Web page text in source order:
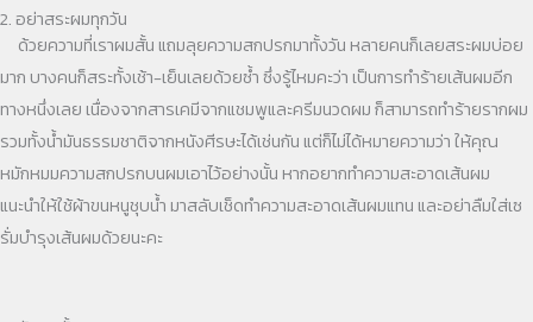
2. อย่าสระผมทุกวัน
ด้วยความที่เราผมสั้น แถมลุยความสกปรกมาทั้งวัน หลายคนก็เลยสระผมบ่อย
มาก บางคนก็สระทั้งเช้า-เย็นเลยด้วยซ้ำ ซึ่งรู้ไหมคะว่า เป็นการทำร้ายเส้นผมอีก
ทางหนึ่งเลย เนื่องจากสารเคมีจากแชมพูและครีมนวดผม ก็สามารถทำร้ายรากผม
รวมทั้งน้ำมันธรรมชาติจากหนังศีรษะได้เช่นกัน แต่ก็ไม่ได้หมายความว่า ให้คุณ
หมักหมมความสกปรกบนผมเอาไว้อย่างนั้น หากอยากทำความสะอาดเส้นผม
แนะนำให้ใช้ผ้าขนหนูชุบน้ำ มาสลับเช็ดทำความสะอาดเส้นผมแทน และอย่าลืมใส่เซ
รั่มบำรุงเส้นผมด้วยนะคะ